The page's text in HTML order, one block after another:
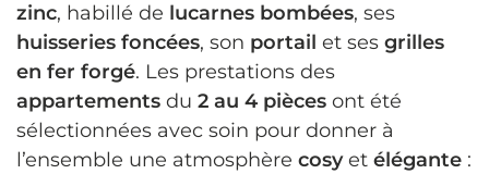
zinc, habillé de lucarnes bombées, ses
huisseries foncées, son portail et ses grilles
en fer forgé. Les prestations des
appartements du 2 au 4 pièces ont été
sélectionnées avec soin pour donner à
l’ensemble une atmosphère cosyet élégante :